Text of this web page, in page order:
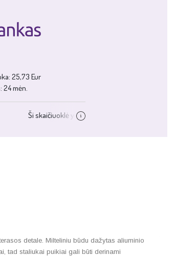
detale. Milteliniu būdu dažytas aliuminio
tad staliukai puikiai gali būti derinami